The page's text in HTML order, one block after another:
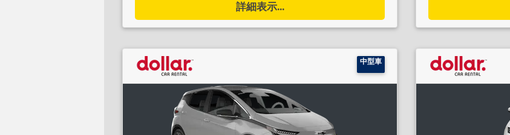
詳細表示...
中型車